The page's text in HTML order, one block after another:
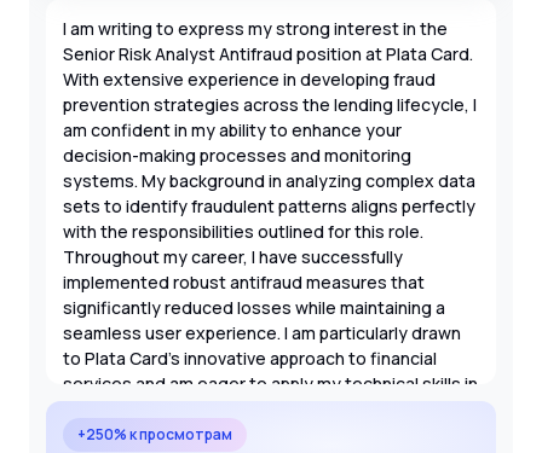
I am writing to express my strong interest in the
Senior Risk Analyst Antifraud position at Plata Card.
With extensive experience in developing fraud
prevention strategies across the lending lifecycle, I
am confident in my ability to enhance your
decision-making processes and monitoring
systems. My background in analyzing complex data
sets to identify fraudulent patterns aligns perfectly
with the responsibilities outlined for this role.
Throughout my career, I have successfully
implemented robust antifraud measures that
significantly reduced losses while maintaining a
seamless user experience. I am particularly drawn
to Plata Card's innovative approach to financial
services and am eager to apply my technical skills in
risk modeling and data analysis to help the team
stay ahead of emerging fraud threats. I look
+250% к просмотрам